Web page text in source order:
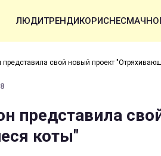
ЛЮДИТРЕНДИКОРИСНЕСМАЧНО
свой новый проект
представила
коты"